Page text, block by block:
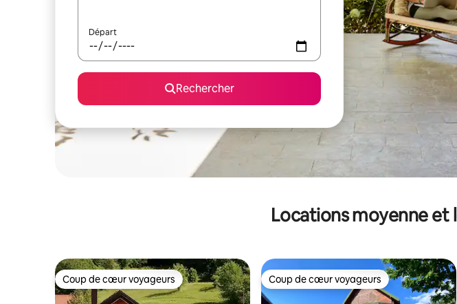
Départ
Rechercher
Locations moyenne
Coup de cœur voyageurs
Coup de cœur voyageurs Coup de cœur voyageurs
Coup de cœur voyageurs